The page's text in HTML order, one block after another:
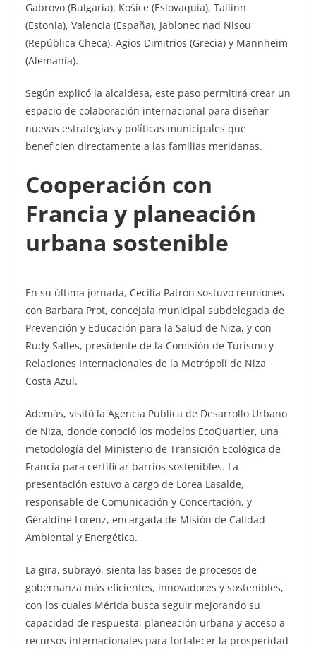
Gabrovo (Bulgaria), Košice (Eslovaquia), Tallinn
(Estonia), Valencia (España), Jablonec nad Nisou
(República Checa), Agios Dimitrios (Grecia) y Mannheim
(Alemania).
Según explicó la alcaldesa, este paso permitirá crear un
espacio de colaboración internacional para diseñar
nuevas estrategias y políticas municipales que
beneficien directamente a las familias meridanas.
Cooperación con
Francia y planeación
urbana sostenible
En su última jornada, Cecilia Patrón sostuvo reuniones
con Barbara Prot, concejala municipal subdelegada de
Prevención y Educación para la Salud de Niza, y con
Rudy Salles, presidente de la Comisión de Turismo y
Relaciones Internacionales de la Metrópoli de Niza
Costa Azul.
Además, visitó la Agencia Pública de Desarrollo Urbano
de Niza, donde conoció los modelos EcoQuartier, una
metodología del Ministerio de Transición Ecológica de
Francia para certificar barrios sostenibles. La
presentación estuvo a cargo de Lorea Lasalde,
responsable de Comunicación y Concertación, y
Géraldine Lorenz, encargada de Misión de Calidad
Ambiental y Energética.
La gira, subrayó, sienta las bases de procesos de
gobernanza más eficientes, innovadores y sostenibles,
con los cuales Mérida busca seguir mejorando su
capacidad de respuesta, planeación urbana y acceso a
recursos internacionales para fortalecer la prosperidad